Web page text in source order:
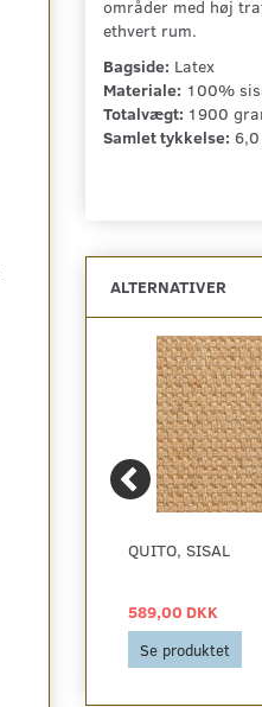
områder med høj
ethvert rum.
Bagside: Latex
Materiale: 100%
Totalvægt: 1900
Samlet tykkelse:
ALTERNATIVER
QUITO, SISAL
589,00 DKK
Se produktet